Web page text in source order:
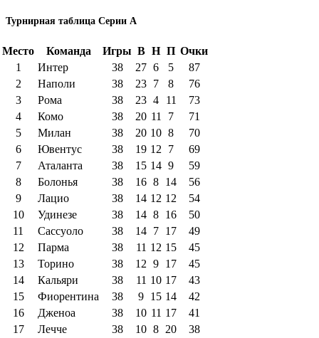
Турнирная таблица Серии А
Место Команда Игры В Н П Очки
1
Интер 38 27 6 5
87
2
Наполи 38 23 7 8
76
3
Рома 38 23 4 11
73
4
Комо 38 20 11 7
71
5
Милан 38 20 10 8
70
6
Ювентус 38 19 12 7
69
7
Аталанта 38 15 14 9
59
8
Болонья 38 16 8 14
56
9
Лацио 38 14 12 12
54
10
Удинезе 38 14 8 16
50
11
Сассуоло 38 14 7 17
49
12
Парма 38 11 12 15
45
13
Торино 38 12 9 17
45
14
Кальяри 38 11 10 17
43
15
Фиорентина 38 9 15 14
42
16
Дженоа 38 10 11 17
41
17
Лечче 38 10 8 20
38